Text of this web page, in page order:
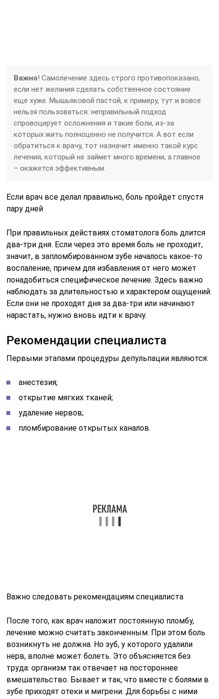
Важно! Самолечение здесь строго противопоказано,
если нет желания сделать собственное состояние
еще хуже. Мышьяковой пастой, к примеру, тут и вовсе
нельзя пользоваться: неправильный подход
спровоцирует осложнения и такие боли, из-за
которых жить полноценно не получится. А вот если
обратиться к врачу, тот назначит именно такой курс
лечения, который не займет много времени, а главное
– окажется эффективным.
Если врач все делал правильно, боль пройдет спустя
пару дней
При правильных действиях стоматолога боль длится
два-три дня. Если через это время боль не проходит,
значит, в запломбированном зубе началось какое-то
воспаление, причем для избавления от него может
понадобиться специфическое лечение. Здесь важно
наблюдать за длительностью и характером ощущений.
Если они не проходят дня за два-три или начинают
нарастать, нужно вновь идти к врачу.
Рекомендации специалиста
Первыми этапами процедуры депульпации являются:
анестезия;
открытие мягких тканей;
удаление нервов;
пломбирование открытых каналов.
Важно следовать рекомендациям специалиста
После того, как врач наложит постоянную пломбу,
лечение можно считать законченным. При этом боль
возникнуть не должна. Но зуб, у которого удалили
нерв, вполне может болеть. Это объясняется без
труда: организм так отвечает на постороннее
вмешательство. Бывает и так, что вместе с болями в
зубе приходят отеки и мигрени. Для борьбы с ними